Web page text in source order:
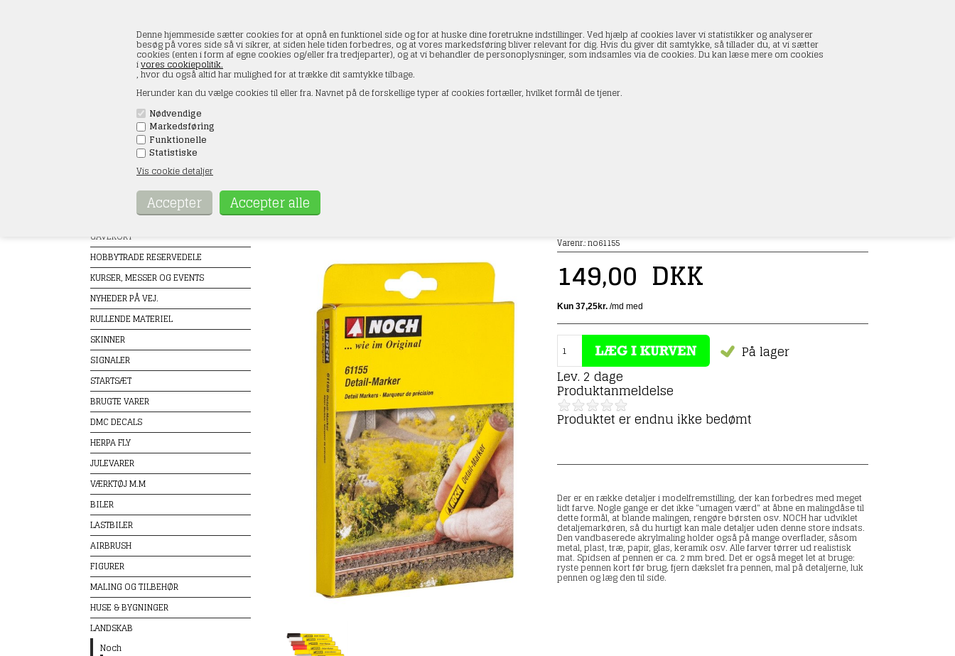
Denne hjemmeside sætter cookies for at opnå en funktionel side og for at huske dine foretrukne indstillinger. Ved hjælp af cookies laver vi statistikker og analyserer
besøg på vores side så vi sikrer, at siden hele tiden forbedres, og at vores markedsføring bliver relevant for dig. Hvis du giver dit samtykke, så tillader du, at vi sætter
cookies (enten i form af egne cookies og/eller fra tredjeparter), og at vi behandler de personoplysninger, som indsamles via de cookies. Du kan læse mere om cookies
ivores cookiepolitik.
, hvor du også altid har mulighed for at trække dit samtykke tilbage.
Herunder kan du vælge cookies til eller fra. Navnet på de forskellige typer af cookies fortæller, hvilket formål de tjener.
Nødvendige
Markedsføring
Funktionelle
Statistiske
Vis cookie detaljer
0 vare(r) i kurven
I alt:
ÅBNINGSTIDER
Produkter
GAVEKORT
HOBBYTRADE RESERVEDELE
KURSER, MESSER OG EVENTS
NYHEDER PÅ VEJ.
RULLENDE MATERIEL
SKINNER
SIGNALER
STARTSÆT
BRUGTE VARER
DMC DECALS
HERPA FLY
JULEVARER
VÆRKTØJ M.M
BILER
LASTBILER
AIRBRUSH
FIGURER
MALING OG TILBEHØR
HUSE & BYGNINGER
LANDSKAB
Noch
Forside»
Varenr.:no61155
149,00 DKK
På lager
Lev. 2 dage
Produktanmeldelse
Produktet er endnu ikke bedømt
Der er en række detaljer i modelfremstilling, der kan forbedres med meget
lidt farve.Nogle gange er det ikke "umagen værd" at åbne en malingdåse til
dette formål, at blande malingen, rengøre børsten osv. NOCH har udviklet
detaljemarkøren, så du hurtigt kan male detaljer uden denne store indsats.
Den vandbaserede akrylmaling holder også på mange overflader, såsom
metal, plast, træ, papir, glas, keramik osv. Alle farver tørrer ud realistisk
mat. Spidsen af ​​pennen er ca. 2 mm bred.Det er også meget let at bruge:
ryste pennen kort før brug, fjern dækslet fra pennen, mal på detaljerne, luk
pennen og læg den til side.